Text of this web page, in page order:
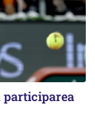
participarea